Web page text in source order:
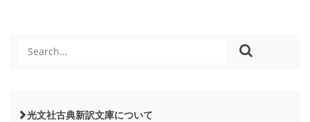
光文社古典新訳文庫について